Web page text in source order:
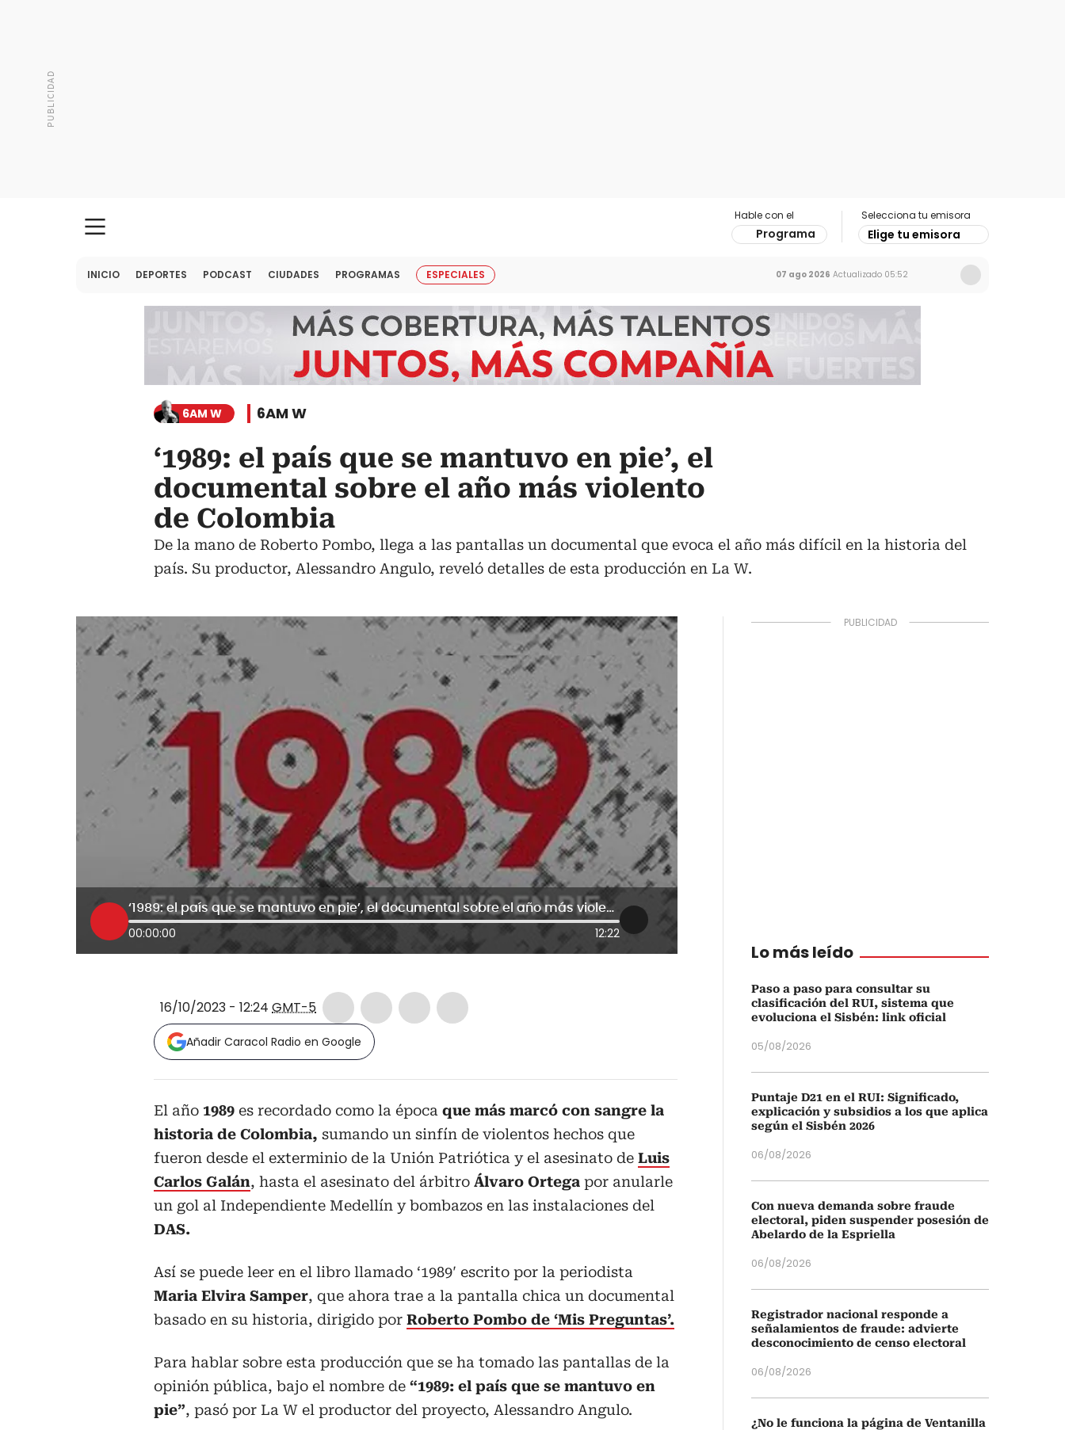
Hable con el
Programa
Selecciona tu emisora
Elige tu emisora
INICIO DEPORTES PODCAST CIUDADES PROGRAMAS ESPECIALES 07 ago 2026 Actualizado 05:52
6AM W 6AM W
‘1989: el país que se mantuvo en pie’, el
documental sobre el año más violento
de Colombia
De la mano de Roberto Pombo, llega a las pantallas un documental que evoca el año más difícil en la historia del
país. Su productor, Alessandro Angulo, reveló detalles de esta producción en La W.
‘1989: el país que se mantuvo en pie’, el documental sobre el año más violento de Colombia
00:00:00 12:22
16/10/2023 - 12:24 GMT-5
Añadir Caracol Radio en Google
El año 1989 es recordado como la época que más marcó con sangre la
historia de Colombia, sumando un sinfín de violentos hechos que
fueron desde el exterminio de la Unión Patriótica y el asesinato de Luis
Carlos Galán, hasta el asesinato del árbitro Álvaro Ortega por anularle
un gol al Independiente Medellín y bombazos en las instalaciones del
DAS.
Así se puede leer en el libro llamado ‘1989′ escrito por la periodista
Maria Elvira Samper, que ahora trae a la pantalla chica un documental
basado en su historia, dirigido por Roberto Pombo de ‘Mis Preguntas’.
Para hablar sobre esta producción que se ha tomado las pantallas de la
opinión pública, bajo el nombre de “1989: el país que se mantuvo en
pie”, pasó por La W el productor del proyecto, Alessandro Angulo.
Lo más leído
Paso a paso para consultar su
clasificación del RUI, sistema que
evoluciona el Sisbén: link oficial
05/08/2026
Puntaje D21 en el RUI: Significado,
explicación y subsidios a los que aplica
según el Sisbén 2026
06/08/2026
Con nueva demanda sobre fraude
electoral, piden suspender posesión de
Abelardo de la Espriella
06/08/2026
Registrador nacional responde a
señalamientos de fraude: advierte
desconocimiento de censo electoral
06/08/2026
¿No le funciona la página de Ventanilla